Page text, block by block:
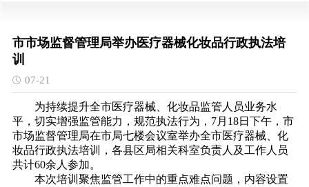
市市场监督管理局举办医疗器械化妆品行政执法培
训
07-21
为持续提升全市医疗器械、化妆品监管人员业务水
平，切实增强监管能力，规范执法行为，7月18日下午，市
市场监督管理局在市局七楼会议室举办全市医疗器械、化
妆品行政执法培训，各县区局相关科室负责人及工作人员
共计60余人参加。
本次培训聚焦监管工作中的重点难点问题，内容设置